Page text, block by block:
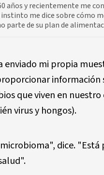
años y recientemente me
me dice sobre cómo
parte de su plan de
enviado mi propia
que viven en
virus y hongos).
dice.